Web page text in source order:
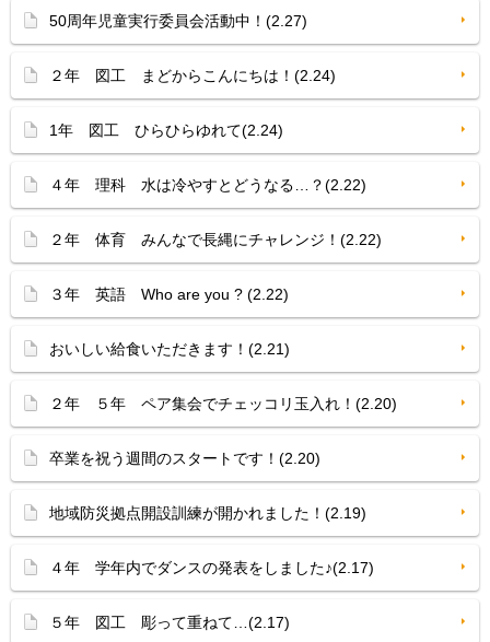
50周年児童実行委員会活動中！(2.27)
２年 図工 まどからこんにちは！(2.24)
1年 図工 ひらひらゆれて(2.24)
４年 理科 水は冷やすとどうなる…？(2.22)
２年 体育 みんなで長縄にチャレンジ！(2.22)
３年 英語 Who are you ? (2.22)
おいしい給食いただきます！(2.21)
２年 ５年 ペア集会でチェッコリ玉入れ！(2.20)
卒業を祝う週間のスタートです！(2.20)
地域防災拠点開設訓練が開かれました！(2.19)
４年 学年内でダンスの発表をしました♪(2.17)
５年 図工 彫って重ねて…(2.17)